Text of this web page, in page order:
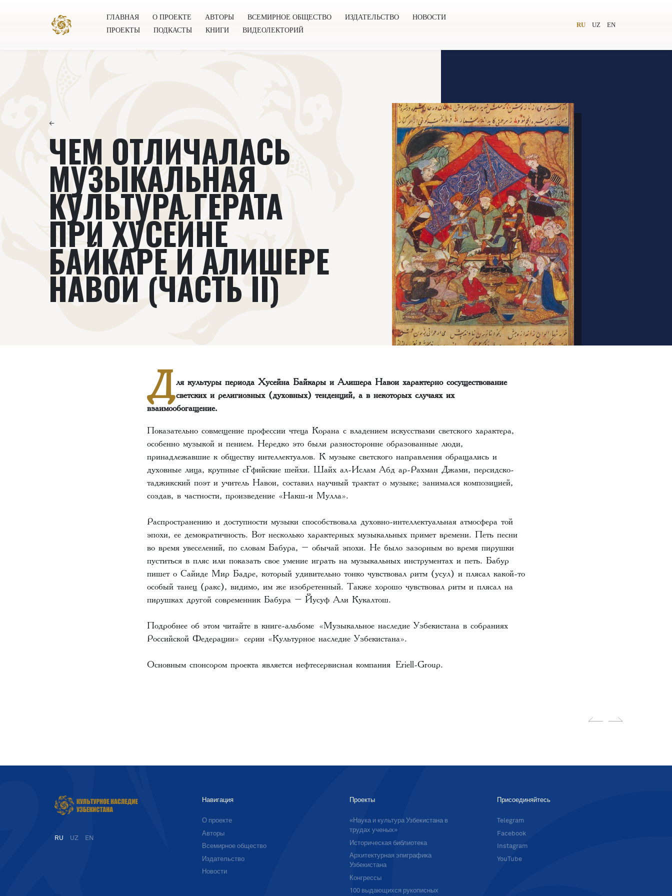
ГЛАВНАЯ О ПРОЕКТЕ АВТОРЫ ВСЕМИРНОЕ ОБЩЕСТВО ИЗДАТЕЛЬСТВО
НОВОСТИ
ПРОЕКТЫ
ПОДКАСТЫ КНИГИ ВИДЕОЛЕКТОРИЙ
RU UZ EN
←
ЧЕМ ОТЛИЧАЛАСЬ
МУЗЫКАЛЬНАЯ
КУЛЬТУРА ГЕРАТА
ПРИ ХУСЕЙНЕ
БАЙКАРЕ И АЛИШЕРЕ
НАВОИ (ЧАСТЬ II)
Для культуры периода Хусейна Байкары и Алишера Навои характерно сосуществование
светских и религиозных (духовных) тенденций, а в некоторых случаях их
взаимообогащение.
Показательно совмещение профессии чтеца Корана с владением искусствами светского характера,
особенно музыкой и пением. Нередко это были разносторонне образованные люди,
принадлежавшие к обществу интеллектуалов. К музыке светского направления обращались и
духовные лица, крупные сўфийские шейхи. Шайх ал-Ислам Абд ар-Рахман Джами, персидско-
таджикский поэт и учитель Навои, составил научный трактат о музыке; занимался композицией,
создав, в частности, произведение «Накш-и Мулла».
Распространению и доступности музыки способствовала духовно-интеллектуальная атмосфера той
эпохи, ее демократичность. Вот несколько характерных музыкальных примет времени. Петь песни
во время увеселений, по словам Бабура, – обычай эпохи. Не было зазорным во время пирушки
пуститься в пляс или показать свое умение играть на музыкальных инструментах и петь. Бабур
пишет о Сайиде Мир Бадре, который удивительно тонко чувствовал ритм (усул) и плясал какой-то
особый танец (ракс), видимо, им же изобретенный. Также хорошо чувствовал ритм и плясал на
пирушках другой современник Бабура – Йусуф Али Кукалтош.
Подробнее об этом читайте в книге-альбоме «Музыкальное наследие Узбекистана в собраниях
Российской Федерации» серии «Культурное наследие Узбекистана».
Основным спонсором проекта является нефтесервисная компания Eriell-Group.
RU UZ EN
Навигация
О проекте
Авторы
Всемирное общество
Издательство
Новости
Проекты
«Наука и культура Узбекистана в
трудах ученых»
Историческая библиотека
Архитектурная эпиграфика
Узбекистана
Конгрессы
100 выдающихся рукописных
Присоединяйтесь
Telegram
Facebook
Instagram
YouTube